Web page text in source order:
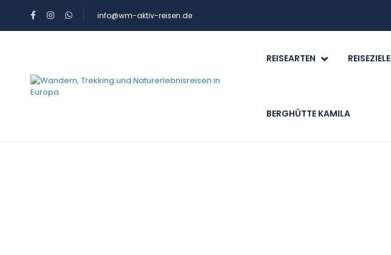
info@wm-aktiv-reisen.de
REISEARTEN REISEZIELE
BERGHÜTTE KAMILA